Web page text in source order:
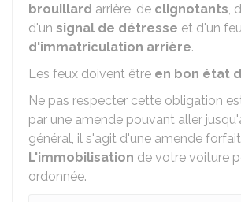
brouillard arrière, de clignotants,
d'un signal de détresse et d'un
d'immatriculation arrière.
Les feux doivent être en bon état
Ne pas respecter cette obligation
par une amende pouvant aller
général, il s'agit d'une amende
L'immobilisation de votre voiture
ordonnée.